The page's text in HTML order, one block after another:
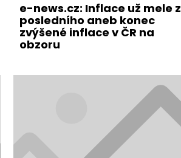
e-news.cz: Inflace už mele z
posledního aneb konec
zvýšené inflace v ČR na
obzoru